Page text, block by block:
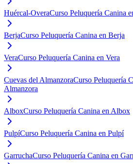
Huércal-OveraCurso Peluquería Canina
BerjaCurso Peluquería Canina en Berja
VeraCurso Peluquería Canina en Vera
Cuevas del AlmanzoraCurso Peluquería
Almanzora
AlboxCurso Peluquería Canina en Albox
PulpíCurso Peluquería Canina en Pulpí
GarruchaCurso Peluquería Canina en